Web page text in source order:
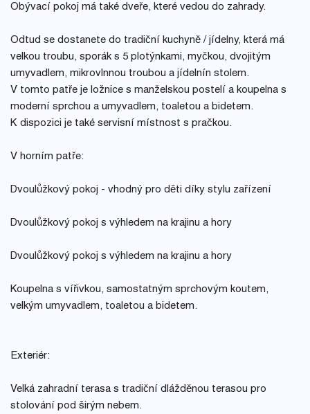
Obývací pokoj má také dveře, které vedou do zahrady.
Odtud se dostanete do tradiční kuchyně / jídelny, která má
velkou troubu, sporák s 5 plotýnkami, myčkou, dvojitým
umyvadlem, mikrovlnnou troubou a jídelnín stolem.
V tomto patře je ložnice s manželskou postelí a koupelna s
moderní sprchou a umyvadlem, toaletou a bidetem.
K dispozici je také servisní místnost s pračkou.
V horním patře:
Dvoulůžkový pokoj - vhodný pro děti díky stylu zařízení
Dvoulůžkový pokoj s výhledem na krajinu a hory
Dvoulůžkový pokoj s výhledem na krajinu a hory
Koupelna s vířivkou, samostatným sprchovým koutem,
velkým umyvadlem, toaletou a bidetem.
Exteriér:
Velká zahradní terasa s tradiční dlážděnou terasou pro
stolování pod širým nebem.